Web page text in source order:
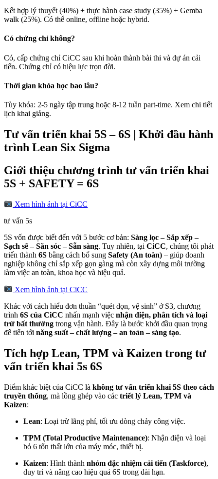
Kết hợp lý thuyết (40%) + thực hành case study (35%) + Gemba
walk (25%). Có thể online, offline hoặc hybrid.
Có chứng chỉ không?
Có, cấp chứng chỉ CiCC sau khi hoàn thành bài thi và dự án cải
tiến. Chứng chỉ có hiệu lực trọn đời.
Thời gian khóa học bao lâu?
Tùy khóa: 2-5 ngày tập trung hoặc 8-12 tuần part-time. Xem chi tiết
lịch khai giảng.
Tư vấn triển khai 5S – 6S | Khởi đầu hành
trình Lean Six Sigma
Giới thiệu chương trình tư vấn triển khai
5S + SAFETY = 6S
Xem hình ảnh tại CiCC
tư vấn 5s
5S vốn được biết đến với 5 bước cơ bản: Sàng lọc – Sắp xếp –
Sạch sẽ – Săn sóc – Sẵn sàng. Tuy nhiên, tại CiCC, chúng tôi phát
triển thành 6S bằng cách bổ sung Safety (An toàn) – giúp doanh
nghiệp không chỉ sắp xếp gọn gàng mà còn xây dựng môi trường
làm việc an toàn, khoa học và hiệu quả.
Xem hình ảnh tại CiCC
Khác với cách hiểu đơn thuần “quét dọn, vệ sinh” ở S3, chương
trình 6S của CiCC nhấn mạnh việc nhận diện, phân tích và loại
trừ bất thường trong vận hành. Đây là bước khởi đầu quan trọng
để tiến tới năng suất – chất lượng – an toàn – sáng tạo.
Tích hợp Lean, TPM và Kaizen trong tư
vấn triển khai 5s 6S
Điểm khác biệt của CiCC là không tư vấn triển khai 5S theo cách
truyền thống, mà lồng ghép vào các triết lý Lean, TPM và
Kaizen:
Lean: Loại trừ lãng phí, tối ưu dòng chảy công việc.
TPM (Total Productive Maintenance): Nhận diện và loại
bỏ 6 tổn thất lớn của máy móc, thiết bị.
Kaizen: Hình thành nhóm đặc nhiệm cải tiến (Taskforce),
duy trì và nâng cao hiệu quả 6S trong dài hạn.